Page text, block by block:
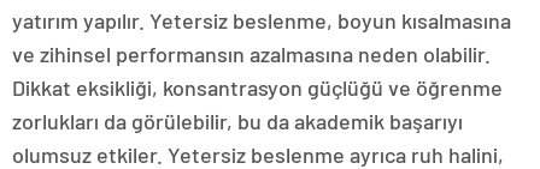
yatırım yapılır. Yetersiz beslenme, boyun kısalmasına
ve zihinsel performansın azalmasına neden olabilir.
Dikkat eksikliği, konsantrasyon güçlüğü ve öğrenme
zorlukları da görülebilir, bu da akademik başarıyı
olumsuz etkiler. Yetersiz beslenme ayrıca ruh halini,